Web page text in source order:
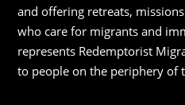
and offering retreats,
who care for migrants and
represents Redemptorist
to people on the periphery of